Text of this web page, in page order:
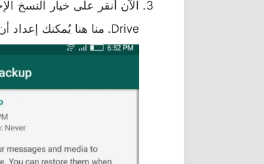
Drive. منا هنا يُمكنك إعداد أن يكون النسخ الإحتياطي يومي، إسبوعي، شهري، أو حتى سنوي.